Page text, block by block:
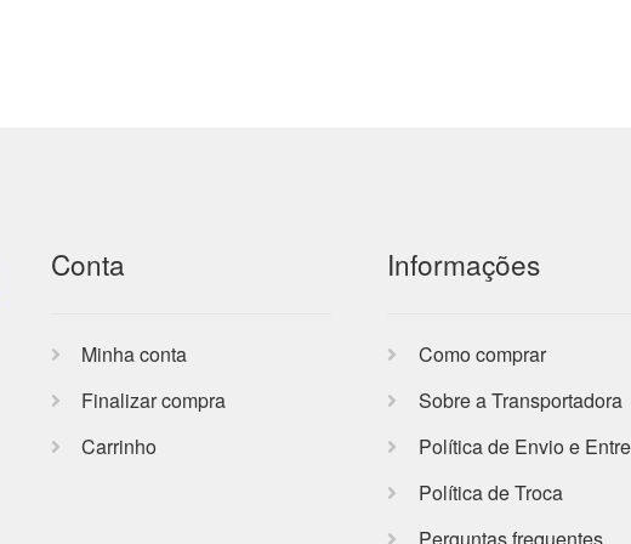
Conta
Minha conta
Finalizar compra
Carrinho
Informações
Como comprar
Sobre a Transportadora
Política de Envio e
Política de Troca